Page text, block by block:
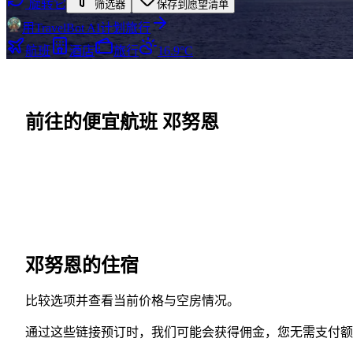
旋转它 筛选器 保存到愿望清单
用TravelBot AI计划旅行
航班
酒店 旅行 16.9°C
前往的便宜航班 邓努恩
邓努恩的住宿
比较选项并查看当前价格与空房情况。
通过这些链接预订时，我们可能会获得佣金，您无需支付